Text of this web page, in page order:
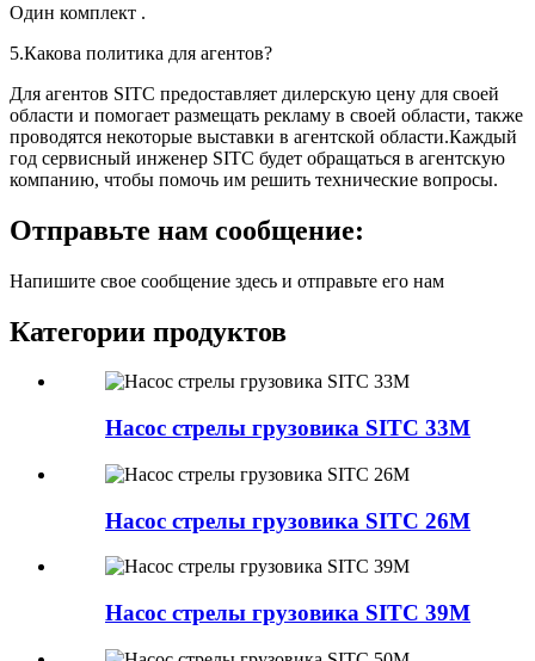
Один комплект .
5.Какова политика для агентов?
Для агентов SITC предоставляет дилерскую цену для своей
области и помогает размещать рекламу в своей области, также
проводятся некоторые выставки в агентской области.Каждый
год сервисный инженер SITC будет обращаться в агентскую
компанию, чтобы помочь им решить технические вопросы.
Отправьте нам сообщение:
Напишите свое сообщение здесь и отправьте его нам
Категории продуктов
Насос стрелы грузовика SITC 33M
Насос стрелы грузовика SITC 26M
Насос стрелы грузовика SITC 39M